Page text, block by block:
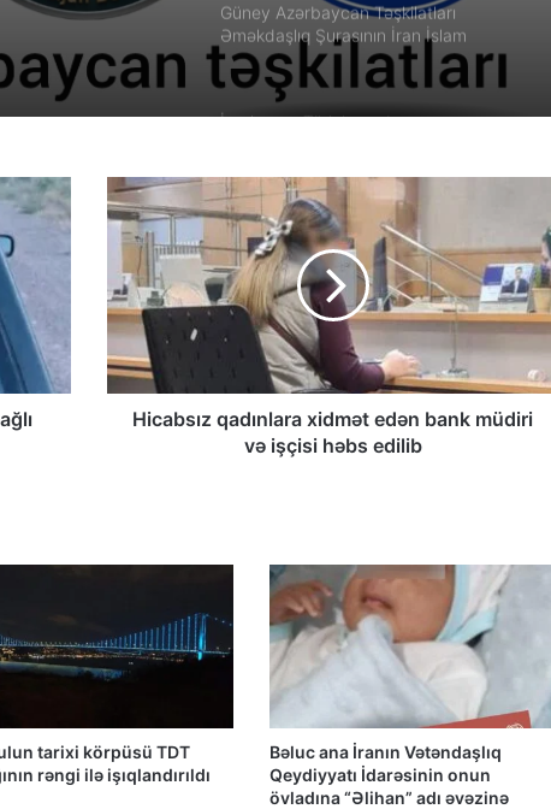
Güney Azərbaycan Təşkilatları
Əməkdaşlıq Şurasının İran İslam
Respublikası rejiminin Azərbaycan
Respublikasına qarşı təcavüzkar
hücumunu qınayan bəyanatı
İran’ın son Türk hanedanının
Qacarların həqiqi varisi ortaya çıxdı –
Əhməd Şahın nəticəsi ilə ÖZƏL
MÜSAHİBƏ
Güney Azərbaycan Təşkilatları
Əməkdaşlıq Şurasının Xalq etirazlarını
dəstəkləmək və küçə etirazlarına
çağırışla bağlı bəyanatı
“Əlilliyi olan qaçqın qadınların həyat
müzakirəsi
Azərbaycanlı məhbuslar Evin
həbsxanasında eyləm keçiriblər
Qacar Şahlarının İtən Qəbirləri və Gizli
Vəsiyyətnamə — Princess Məryəm
Hicabsız qadınlara xidmət edən bank müdiri
və işçisi həbs edilib
tarixi körpüsü TDT
rəngi ilə işıqlandırıldı
Bəluc ana İranın Vətəndaşlıq
Qeydiyyatı İdarəsinin onun
övladına “Əlihan” adı əvəzinə